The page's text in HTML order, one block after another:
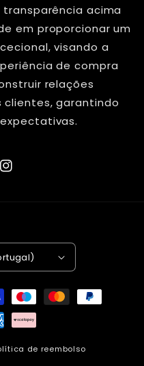
acima
em proporcionar um
visando a
de compra
relações
clientes, garantindo
Instagram
de reembolso